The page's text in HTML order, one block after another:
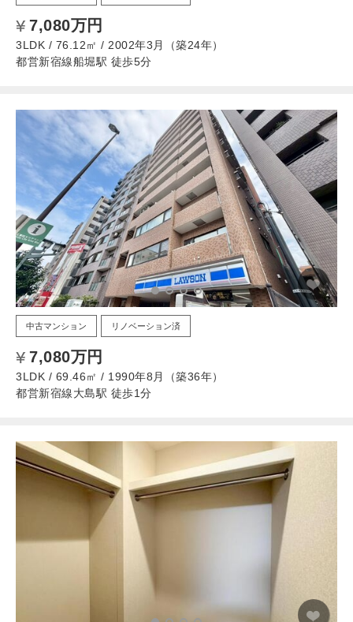
7,080万円
3LDK / 76.12㎡ / 2002年3月（築24年）
都営新宿線船堀駅 徒歩5分
中古マンション リノベーション済
7,080万円
3LDK / 69.46㎡ / 1990年8月（築36年）
都営新宿線大島駅 徒歩1分